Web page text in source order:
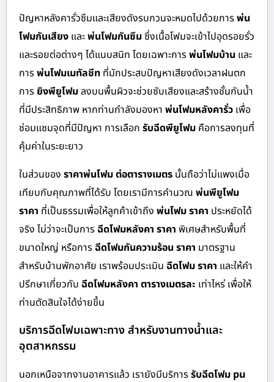
ปัญหาหลังคารั่วซึมและเสียงดังรบกวนจะหมดไปด้วยการพ่น
โฟมกันเสียง และพ่นโฟมกันซึมซึ่งเนื้อโฟมจะเข้าไปอุดรอยรั่ว
และรอยต่อต่างๆ ได้แนบสนิท โดยเฉพาะการพ่นโฟมบ้าน และ
การพ่นโฟมเมทัลชีท ที่มักประสบปัญหาเสียงดังเวลาฝนตก
การยิงพียูโฟมลงบนพื้นผิวจะช่วยซับเสียงและสร้างชั้นกันน้ำ
ที่มีประสิทธิภาพ หากท่านกำลังมองหา พ่นโฟมหลังคารั่ว เพื่อ
ซ่อมแซมจุดที่มีปัญหา การเลือก รับฉีดพียูโฟม คือการลงทุนที่
คุ้มค่าในระยะยาว
ในส่วนของ ราคาพ่นโฟม ต่อตารางเมตร นั้นถือว่าไม่แพงเมื่อ
เทียบกับคุณภาพที่ได้รับ โดยเรามีการคำนวณ พ่นพียูโฟม
ราคา ที่เป็นธรรมเพื่อให้ลูกค้าเข้าถึง พ่นโฟม ราคา ประหยัดได้
จริง ไม่ว่าจะเป็นการ ฉีดโฟมหลังคา ราคา พิเศษสำหรับพื้นที่
ขนาดใหญ่ หรือการ ฉีดโฟมกันความร้อน ราคา มาตรฐาน
สำหรับบ้านพักอาศัย เราพร้อมประเมิน ฉีดโฟม ราคา และให้คำ
ปรึกษาเกี่ยวกับ ฉีดโฟมหลังคา ตารางเมตรละ เท่าไหร่ เพื่อให้
ท่านตัดสินใจได้ง่ายขึ้น
บริการฉีดโฟมเฉพาะทาง สำหรับงานทางน้ำและ
อุตสาหกรรม
นอกเหนือจากงานอาคารแล้ว เรายังมีบริการรับฉีดโฟม pu